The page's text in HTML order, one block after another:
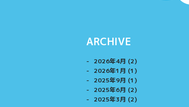
ARCHIVE
2026年4月 (2)
2026年1月 (1)
2025年9月 (1)
2025年6月 (2)
2025年3月 (2)